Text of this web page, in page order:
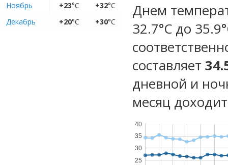
Ноябрь
+23°C +32°C
Декабрь
+20°C +30°C
Днем
32.7°C до
составляет
дневной и
месяц
25
30
35
40